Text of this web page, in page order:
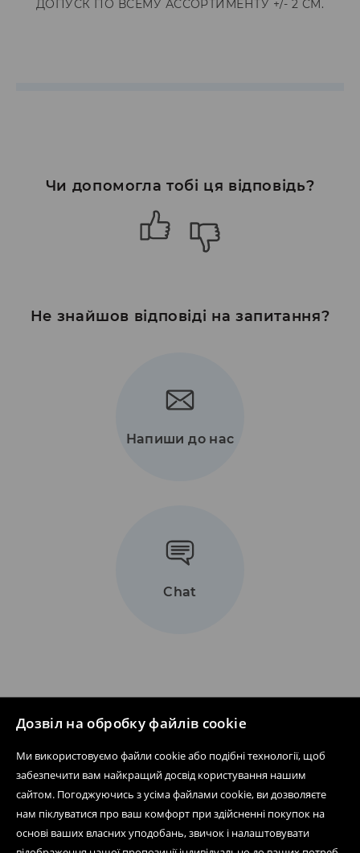
Дозвіл на обробку файлів cookie
Ми використовуємо файли cookie або подібні технології, щоб
забезпечити вам найкращий досвід користування нашим
сайтом. Погоджуючись з усіма файлами cookie, ви дозволяєте
нам піклуватися про ваш комфорт при здійсненні покупок на
основі ваших власних уподобань, звичок і налаштовувати
ДОПУСК ПО ВСЕМУ АССОРТИМЕНТУ +/- 2 СМ.
Чи допомогла тобі ця відповідь?
Не знайшов відповіді на запитання?
Напиши до нас
Chat
Дізнатися більше про House
Допомога та контакт